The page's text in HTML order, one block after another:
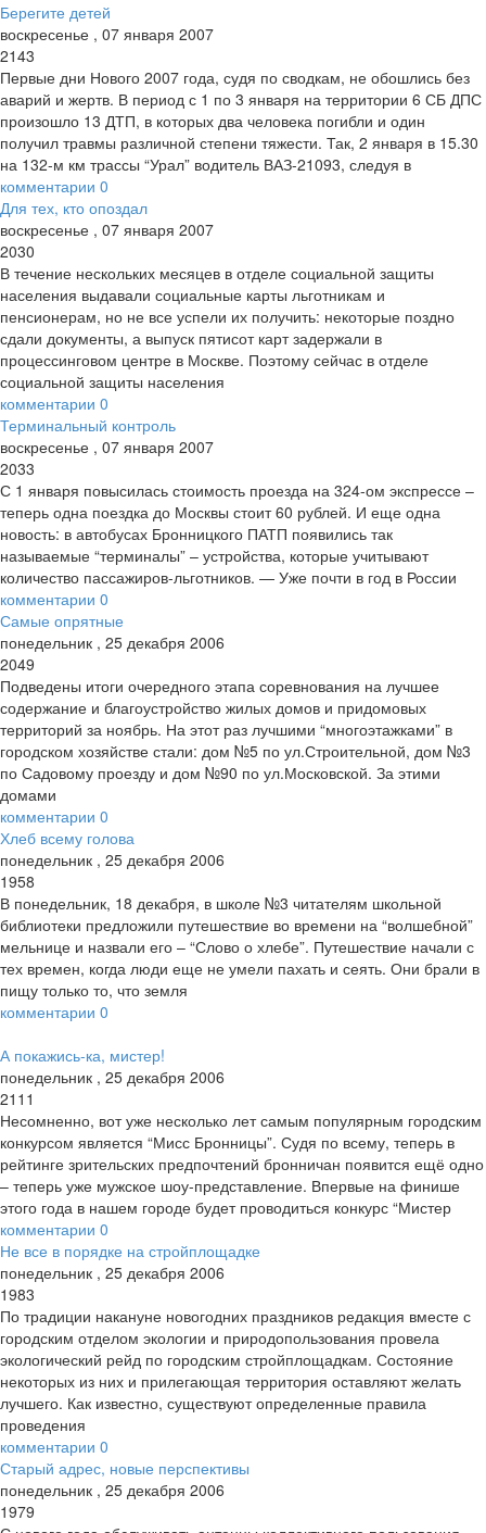
Берегите детей
воскресенье , 07 января 2007
2143
Первые дни Нового 2007 года, судя по сводкам, не обошлись без
аварий и жертв. В период с 1 по 3 января на территории 6 СБ ДПС
произошло 13 ДТП, в которых два человека погибли и один
получил травмы различной степени тяжести. Так, 2 января в 15.30
на 132-м км трассы “Урал” водитель ВАЗ-21093, следуя в
комментарии 0
Для тех, кто опоздал
воскресенье , 07 января 2007
2030
В течение нескольких месяцев в отделе социальной защиты
населения выдавали социальные карты льготникам и
пенсионерам, но не все успели их получить: некоторые поздно
сдали документы, а выпуск пятисот карт задержали в
процессинговом центре в Москве. Поэтому сейчас в отделе
социальной защиты населения
комментарии 0
Терминальный контроль
воскресенье , 07 января 2007
2033
С 1 января повысилась стоимость проезда на 324-ом экспрессе –
теперь одна поездка до Москвы стоит 60 рублей. И еще одна
новость: в автобусах Бронницкого ПАТП появились так
называемые “терминалы” – устройства, которые учитывают
количество пассажиров-льготников. — Уже почти в год в России
комментарии 0
Самые опрятные
понедельник , 25 декабря 2006
2049
Подведены итоги очередного этапа соревнования на лучшее
содержание и благоустройство жилых домов и придомовых
территорий за ноябрь. На этот раз лучшими “многоэтажками” в
городском хозяйстве стали: дом №5 по ул.Строительной, дом №3
по Садовому проезду и дом №90 по ул.Московской. За этими
домами
комментарии 0
Хлеб всему голова
понедельник , 25 декабря 2006
1958
В понедельник, 18 декабря, в школе №3 читателям школьной
библиотеки предложили путешествие во времени на “волшебной”
мельнице и назвали его – “Слово о хлебе”. Путешествие начали с
тех времен, когда люди еще не умели пахать и сеять. Они брали в
пищу только то, что земля
комментарии 0
А покажись-ка, мистер!
понедельник , 25 декабря 2006
2111
Несомненно, вот уже несколько лет самым популярным городским
конкурсом является “Мисс Бронницы”. Судя по всему, теперь в
рейтинге зрительских предпочтений бронничан появится ещё одно
– теперь уже мужское шоу-представление. Впервые на финише
этого года в нашем городе будет проводиться конкурс “Мистер
комментарии 0
Не все в порядке на стройплощадке
понедельник , 25 декабря 2006
1983
По традиции накануне новогодних праздников редакция вместе с
городским отделом экологии и природопользования провела
экологический рейд по городским стройплощадкам. Состояние
некоторых из них и прилегающая территория оставляют желать
лучшего. Как известно, существуют определенные правила
проведения
комментарии 0
Старый адрес, новые перспективы
понедельник , 25 декабря 2006
1979